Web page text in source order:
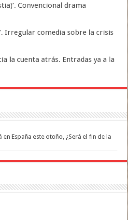
Convencional drama
Irregular comedia sobre la crisis
la cuenta atrás. Entradas ya a la
España este otoño, ¿Será el fin de la